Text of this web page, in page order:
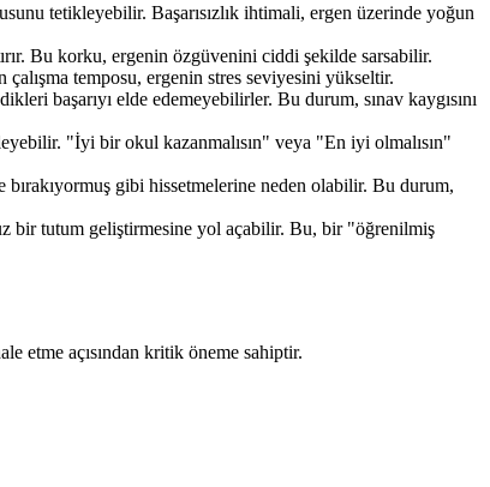
tetikleyebilir. Başarısızlık ihtimali, ergen üzerinde yoğun
Bu korku, ergenin özgüvenini ciddi şekilde sarsabilir.
çalışma temposu, ergenin stres seviyesini yükseltir.
başarıyı elde edemeyebilirler. Bu durum, sınav kaygısını
"İyi bir okul kazanmalısın" veya "En iyi olmalısın"
bırakıyormuş gibi hissetmelerine neden olabilir. Bu durum,
bir tutum geliştirmesine yol açabilir. Bu, bir "öğrenilmiş
etme açısından kritik öneme sahiptir.